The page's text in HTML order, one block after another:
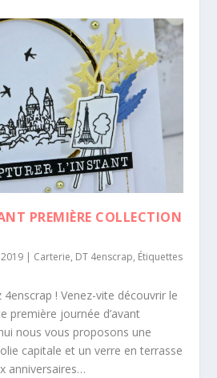
PREMIÈRE COLLECTION
| Carterie, DT 4enscrap, Étiquettes
4enscrap ! Venez-vite découvrir le
première journée d’avant
nous vous proposons une
capitale et un verre en terrasse
anniversaires…